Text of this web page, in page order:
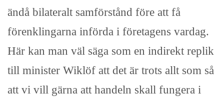
ändå bilateralt samförstånd före att få
förenklingarna införda i företagens vardag.
Här kan man väl säga som en indirekt replik
till minister Wiklöf att det är trots allt som så
att vi vill gärna att handeln skall fungera i